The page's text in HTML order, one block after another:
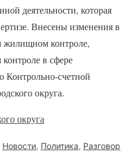
деятельности, которая
Внесены изменения в
контроле,
в сфере
Контрольно-счетной
округа.
округа
Новости, Политика, Разговор